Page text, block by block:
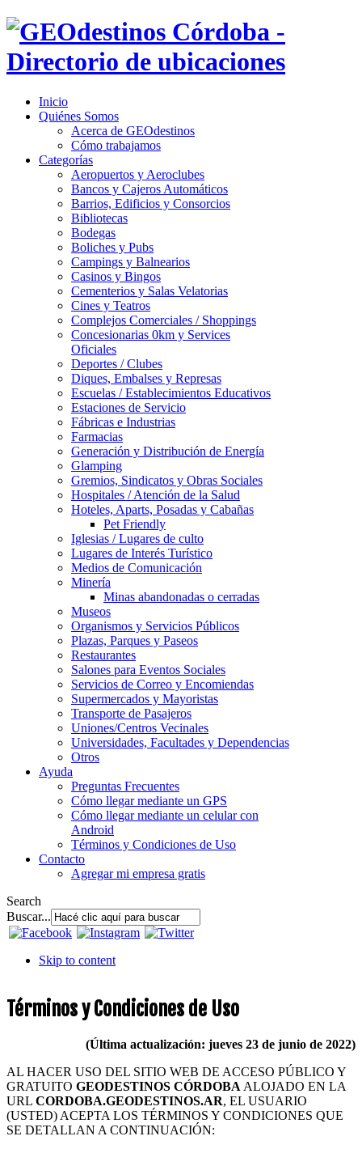
Inicio
Quiénes Somos
Acerca de GEOdestinos
Cómo trabajamos
Categorías
Aeropuertos y Aeroclubes
Bancos y Cajeros Automáticos
Barrios, Edificios y Consorcios
Bibliotecas
Bodegas
Boliches y Pubs
Campings y Balnearios
Casinos y Bingos
Cementerios y Salas Velatorias
Cines y Teatros
Complejos Comerciales / Shoppings
Concesionarias 0km y Services
Oficiales
Deportes / Clubes
Diques, Embalses y Represas
Escuelas / Establecimientos Educativos
Estaciones de Servicio
Fábricas e Industrias
Farmacias
Generación y Distribución de Energía
Glamping
Gremios, Sindicatos y Obras Sociales
Hospitales / Atención de la Salud
Hoteles, Aparts, Posadas y Cabañas
Pet Friendly
Iglesias / Lugares de culto
Lugares de Interés Turístico
Medios de Comunicación
Minería
Minas abandonadas o cerradas
Museos
Organismos y Servicios Públicos
Plazas, Parques y Paseos
Restaurantes
Salones para Eventos Sociales
Servicios de Correo y Encomiendas
Supermercados y Mayoristas
Transporte de Pasajeros
Uniones/Centros Vecinales
Universidades, Facultades y Dependencias
Otros
Ayuda
Preguntas Frecuentes
Cómo llegar mediante un GPS
Cómo llegar mediante un celular con
Android
Términos y Condiciones de Uso
Contacto
Agregar mi empresa gratis
Search
Buscar...
Skip to content
Términos y Condiciones de Uso
(Última actualización: jueves 23 de junio de 2022)
AL HACER USO DEL SITIO WEB DE ACCESO PÚBLICO Y
GRATUITO GEODESTINOS CÓRDOBA ALOJADO EN LA
URL CORDOBA.GEODESTINOS.AR, EL USUARIO
(USTED) ACEPTA LOS TÉRMINOS Y CONDICIONES QUE
SE DETALLAN A CONTINUACIÓN: